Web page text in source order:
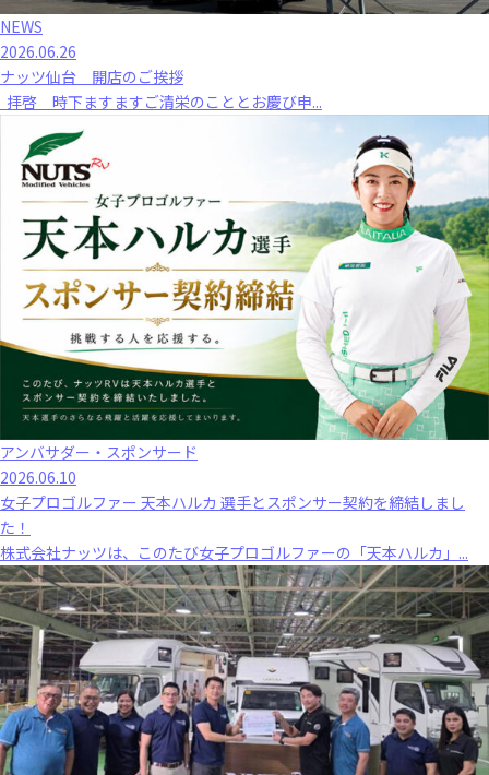
NEWS
2026.06.26
ナッツ仙台 開店のご挨拶
拝啓 時下ますますご清栄のこととお慶び申...
アンバサダー・スポンサード
2026.06.10
女子プロゴルファー 天本ハルカ 選手とスポンサー契約を締結しまし
た！
株式会社ナッツは、このたび女子プロゴルファーの「天本ハルカ」...